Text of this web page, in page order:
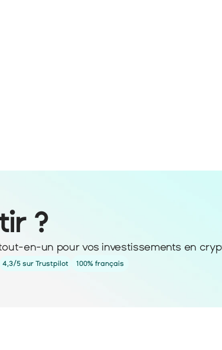
?
en-un pour vos investissements en
100% français
4,3/5 sur Trustpilot